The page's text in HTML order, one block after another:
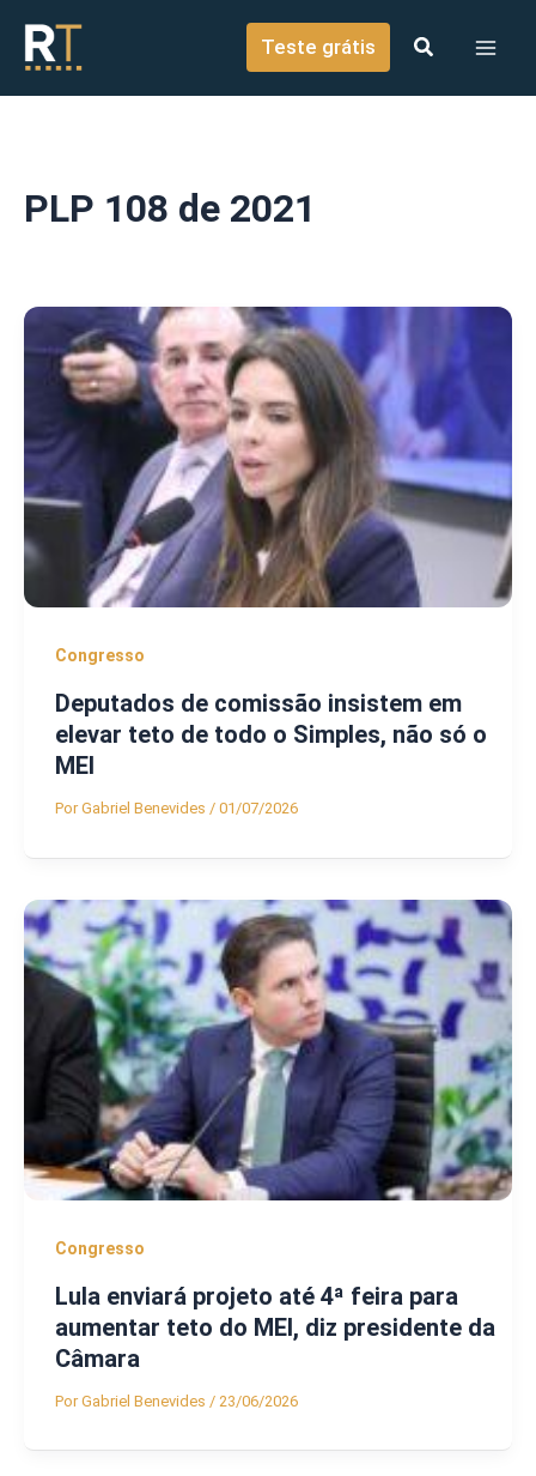
conteúdo
Teste grátis
PLP 108 de 2021
Congresso
Deputados de comissão insistem em
elevar teto de todo o Simples, não só o
MEI
PorGabriel Benevides / 01/07/2026
Congresso
Lula enviará projeto até 4ª feira para
aumentar teto do MEI, diz presidente da
Câmara
PorGabriel Benevides / 23/06/2026